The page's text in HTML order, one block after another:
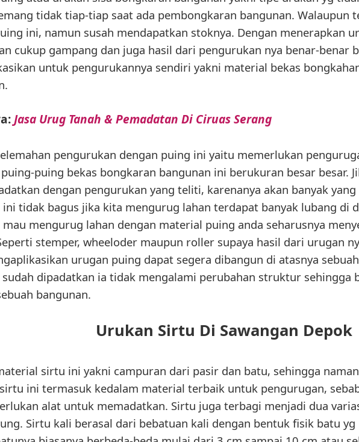
tidak tiap-tiap saat ada pembongkaran bangunan. Walaupun
ini, namun susah mendapatkan stoknya. Dengan menerapkan
cukup gampang dan juga hasil dari pengurukan nya benar-benar
untuk pengurukannya sendiri yakni material bekas
Jasa Urug Tanah & Pemadatan Di Ciruas Serang
pengurukan dengan puing ini yaitu memerlukan
puing bekas bongkaran bangunan ini berukuran besar besar.
dengan pengurukan yang teliti, karenanya akan banyak
ini tidak bagus jika kita mengurug lahan terdapat banyak lubang di
mau mengurug lahan dengan material puing anda seharusnya
stemper, wheeloder maupun roller supaya hasil dari urugan
urugan puing dapat segera dibangun di atasnya
dipadatkan ia tidak mengalami perubahan struktur sehingga
bangunan.
Urukan Sirtu Di Sawangan Depok
sirtu ini yakni campuran dari pasir dan batu, sehingga
ini termasuk kedalam material terbaik untuk pengurugan,
alat untuk memadatkan. Sirtu juga terbagi menjadi dua
Sirtu kali berasal dari bebatuan kali dengan bentuk fisik batu